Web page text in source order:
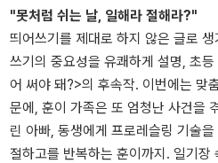
"못처럼 쉬는 날, 일해라 절해라?"
띄어쓰기를 제대로 하지 않은 글로
쓰기의 중요성을 유쾌하게 설명, 초
어 써야 돼?>의 후속작. 이번에는 맞
문에, 훈이 가족은 또 엄청난 사건을
린 아빠, 동생에게 프로레슬링 기술
절하고를 반복하는 훈이까지. 일기장